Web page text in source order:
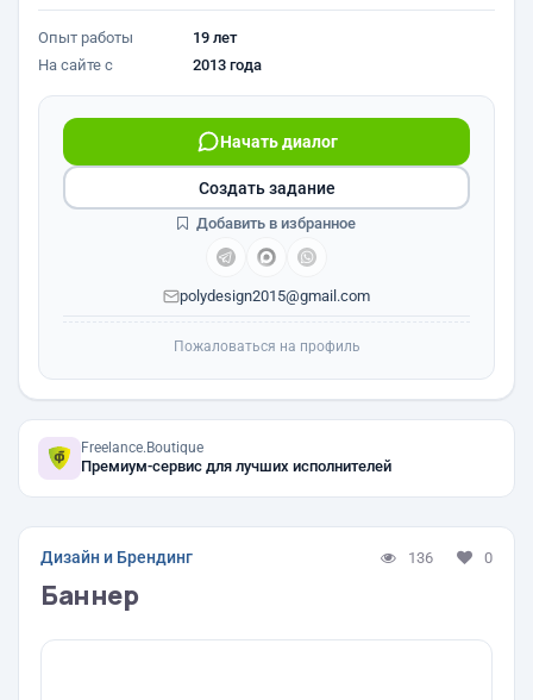
Опыт работы
19 лет
На сайте с
2013 года
Начать диалог
polydesign2015@gmail.com
Создать задание
Добавить в избранное
Пожаловаться на профиль
Freelance.Boutique
Премиум-сервис для лучших исполнителей
Дизайн и Брендинг 136 0
Баннер